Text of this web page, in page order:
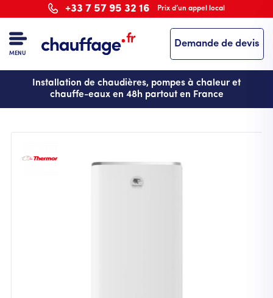
au
contenu
principal
+33 7 57 95 32 16 Prix d’un appel local
MENU
Demande de devis
Installation de chaudières, pompes à chaleur et
chauffe-eaux en 48h partout en France